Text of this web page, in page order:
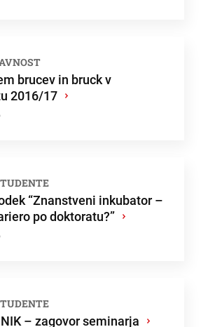
brucev in bruck v
2016/17 ›
“Znanstveni inkubator –
po doktoratu?” ›
– zagovor seminarja ›